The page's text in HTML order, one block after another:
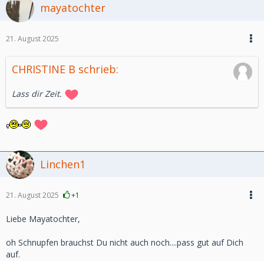
mayatochter
21. August 2025
CHRISTINE B schrieb:
Lass dir Zeit.
Linchen1
21. August 2025 +1
Liebe Mayatochter,
oh Schnupfen brauchst Du nicht auch noch....pass gut auf Dich
auf.